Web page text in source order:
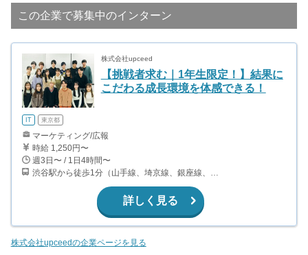
この企業で募集中のインターン
株式会社upceed
【挑戦者求む｜1年生限定！】結果に
こだわる成長環境を体感できる！
IT 東京都
マーケティング/広報
時給 1,250円〜
週3日〜 / 1日4時間〜
渋谷駅から徒歩1分（山手線、埼京線、銀座線、半蔵門線、ほか）
詳しく見る
株式会社upceedの企業ページを見る